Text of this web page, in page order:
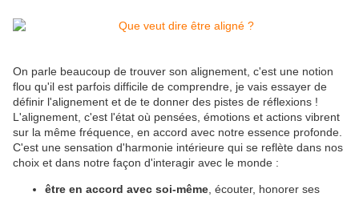
On parle beaucoup de trouver son alignement, c'est une notion
flou qu'il est parfois difficile de comprendre, je vais essayer de
définir l'alignement et de te donner des pistes de réflexions !
L'alignement, c'est l'état où pensées, émotions et actions vibrent
sur la même fréquence, en accord avec notre essence profonde.
C'est une sensation d'harmonie intérieure qui se reflète dans nos
choix et dans notre façon d'interagir avec le monde :
être en accord avec soi-même , écouter, honorer ses